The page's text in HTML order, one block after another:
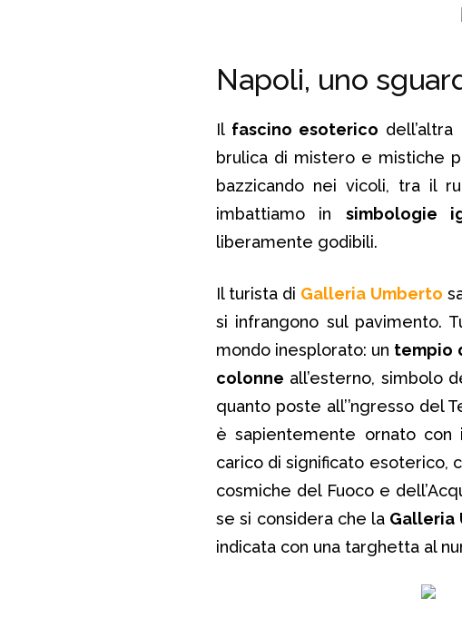
Napoli, uno
Il fascino esoterico
brulica di mistero e mistiche
bazzicando nei vicoli, tra il
imbattiamo in simbologie
liberamente godibili.
Il turista di Galleria Umberto
si infrangono sul pavimento.
mondo inesplorato: un tempio
colonne all’esterno, simbolo
quanto poste all’’ngresso del
è sapientemente ornato
carico di significato esoterico,
cosmiche del Fuoco e
se si considera che la Galleria
indicata con una targhetta al